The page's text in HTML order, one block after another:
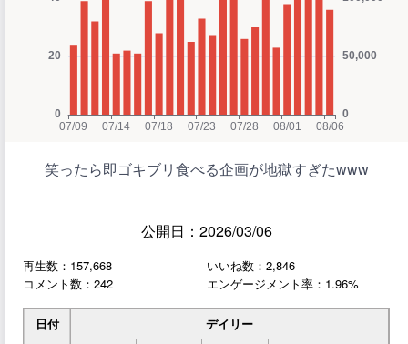
笑ったら即ゴキブリ食べる企画が地獄すぎたwww
公開日：2026/03/06
再生数：157,668
いいね数：2,846
コメント数：242
エンゲージメント率：1.96%
日付
デイリー